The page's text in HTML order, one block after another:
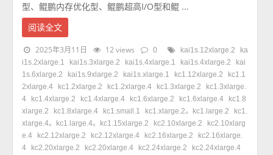
型、鲲鹏内存优化型、鲲鹏超高I/O型和鲲 ...
阅读全文
2025年3月11日 12 views 0 kai1s.12xlarge.2
ka
i1s.2xlarge.1
kai1s.3xlarge.2 kai1s.4xlarge.1 kai1s.4xlarge.2
kai
1s.6xlarge.2
kai1s.9xlarge.2 kai1s.xlarge.1 kc1.12xlarge.2
kc1.1
2xlarge.4
kc1.2xlarge.2 kc1.2xlarge.4 kc1.3xlarge.2
kc1.3xlarge.
4
kc1.4xlarge.2 kc1.4xlarge.4 kc1.6xlarge.2 kc1.6xlarge.4
kc1.8
xlarge.2
kc1.8xlarge.4 kc1.small.1 kc1.xlarge.2。kc1.large.2
kc1.
xlarge.4。kc1.large.4。kc1.15xlarge.2
kc2.10xlarge.2
kc2.10xlarg
e.4
kc2.12xlarge.2 kc2.12xlarge.4 kc2.16xlarge.2
kc2.16xlarge.
4
kc2.20xlarge.2 kc2.20xlarge.4 kc2.24xlarge.2
kc2.24xlarge.4